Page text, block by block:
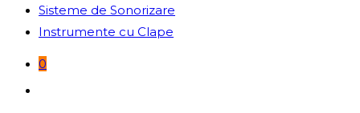
Sisteme de Sonorizare
Instrumente cu Clape
0